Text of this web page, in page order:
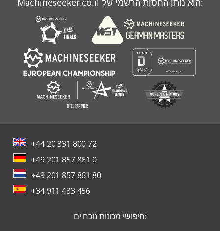
Case Wx 210
Case Wx 95
Machineseeker.co.il הוא נותן החסות הרשמי של:
+44 20 331 800 72
+49 201 857 861 0
+49 201 857 861 80
+34 911 433 456
חיפושי מכונות נוכחיים: